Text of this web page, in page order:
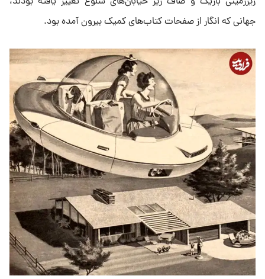
جهانی که انگار از صفحات کتاب‌های کمیک بیرون آمده بود.